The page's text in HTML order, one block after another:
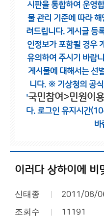
시판을 통합하여 운영
물 관리 기준에 따라
려드립니다. 게시글 등
인정보가 포함될 경우
유의하여 주시기 바랍
게시물에 대해서는 선
니다. ※ 기상청의 공
'국민참여>민원이
다. 로그인 유지시간(10
바
신태종 2011/08/
조회수 11191